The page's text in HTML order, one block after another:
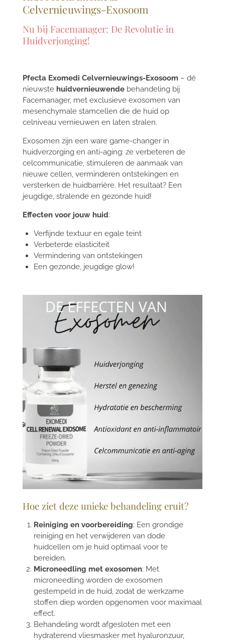
Celvernieuwings-Exosoom
Nu bij Facemanager: De Revolutie in
Huidverjonging!
Pfecta Exomedi Celvernieuwings-Exosoom– dé
nieuwste huidvernieuwendebehandeling bij
Facemanager, met exclusieve exosomen van
mesenchymale stamcellen die de huid op
celniveau vernieuwen en laten stralen.
Exosomen zijn een ware game-changer in
huidverzorging en anti-aging: ze verbeteren de
celcommunicatie, stimuleren de aanmaak van
nieuwe cellen, verminderen ontstekingen en
versterken de huidbarrière. Het resultaat? Een
jeugdige, stralende en gezonde huid!
Effecten voor jouw huid:
Verfijnde textuur en egale teint
Verbeterde elasticiteit
Vermindering van ontstekingen
Een gezonde, jeugdige glow!
Hoe ziet deze unieke behandeling eruit?
Reiniging en voorbereiding: Een grondige
reiniging en het verwijderen van dode
huidcellen om je huid optimaal voor te
bereiden.
Microneedling met exosomen: Met
microneedling worden de exosomen
gestempeld in de huid, zodat de werkzame
stoffen diep worden opgenomen voor maximaal
effect.
Behandeling wordt afgesloten met een
hydraterend vliesmasker met hyaluronzuur,